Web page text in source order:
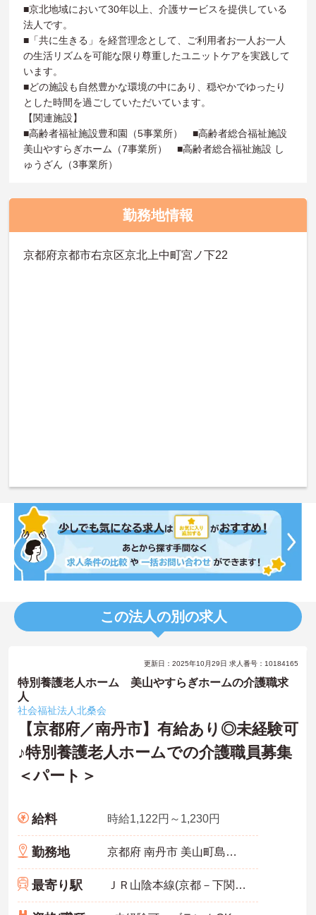
■京北地域において30年以上、介護サービスを提供している
法人です。
■「共に生きる」を経営理念として、ご利用者お一人お一人
の生活リズムを可能な限り尊重したユニットケアを実践して
います。
■どの施設も自然豊かな環境の中にあり、穏やかでゆったり
とした時間を過ごしていただいています。
【関連施設】
■高齢者福祉施設豊和園（5事業所） ■高齢者総合福祉施設
美山やすらぎホーム（7事業所） ■高齢者総合福祉施設 し
ゅうざん（3事業所）
勤務地情報
京都府京都市右京区京北上中町宮ノ下22
この法人の別の求人
更新日：2025年10月29日 求人番号：10184165
特別養護老人ホーム 美山やすらぎホームの介護職求
人
社会福祉法人北桑会
【京都府／南丹市】有給あり◎未経験可
♪特別養護老人ホームでの介護職員募集
＜パート＞
給料 時給1,122円～1,230円
勤務地 京都府 南丹市 美山町島小栗栖山13-1
最寄り駅 ＪＲ山陰本線(京都－下関)「胡麻駅」バス・車28分